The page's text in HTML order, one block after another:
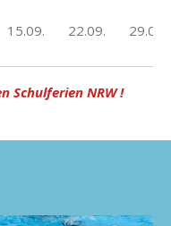
15.09. 22.09. 29.09.
Schulferien NRW !